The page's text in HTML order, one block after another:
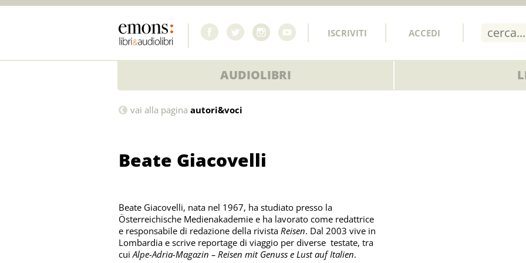
ISCRIVITI ACCEDI
AUDIOLIBRI
Beate
vai alla pagina autori&voci
Beate Giacovelli
Beate Giacovelli, nata nel 1967, ha studiato presso la
Österreichische Medienakademie e ha lavorato come redattrice
e responsabile di redazione della rivista Reisen. Dal 2003 vive in
Lombardia e scrive reportage di viaggio per diverse testate, tra
cuiAlpe-Adria-Magazin – Reisen mit Genuss e Lust auf Italien.